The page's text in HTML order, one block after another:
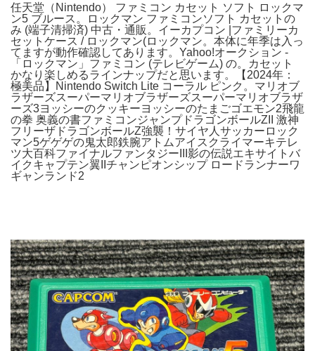
任天堂（Nintendo） ファミコン カセット ソフト ロックマ
ン5 ブルース。ロックマン ファミコンソフト カセットの
み (端子清掃済) 中古・通販。イーカプコン |ファミリーカ
セットケース / ロックマン(ロックマン。本体に年季は入っ
てますが動作確認してあります。Yahoo!オークション -
「ロックマン」ファミコン (テレビゲーム) の。カセット
かなり楽しめるラインナップだと思います。【2024年：
極美品】Nintendo Switch Lite コーラル ピンク。マリオブ
ラザーズスーパーマリオブラザーズスーパーマリオブラザ
ーズ3ヨッシーのクッキーヨッシーのたまごゴエモン2飛龍
の拳 奥義の書ファミコンジャンプドラゴンボールZII 激神
フリーザドラゴンボールZ強襲！サイヤ人サッカーロック
マン5ゲゲゲの鬼太郎鉄腕アトムアイスクライマーキテレ
ツ大百科ファイナルファンタジーIII影の伝説エキサイトバ
イクキャプテン翼IIチャンピオンシップ ロードランナーワ
ギャンランド2